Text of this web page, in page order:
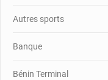
Autres sports
Banque
Bénin Terminal